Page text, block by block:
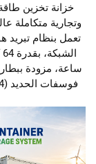
خزانة تخزين
وتجارية متكاملة
تعمل بنظام تبريد
ساعة، مزودة
فوسفات الحديد (LiFePO4).